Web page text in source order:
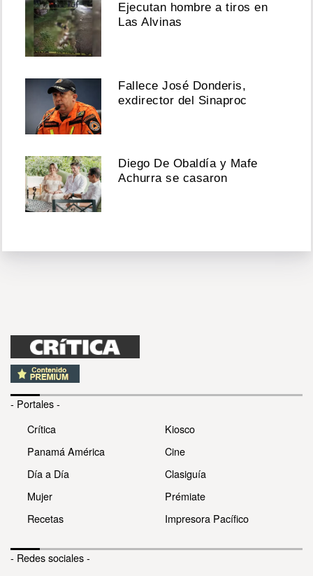
Ejecutan hombre a tiros en
Las Alvinas
Fallece José Donderis,
exdirector del Sinaproc
Diego De Obaldía y Mafe
Achurra se casaron
- Portales -
Crítica
Panamá América
Día a Día
Mujer
Recetas
Kiosco
Cine
Clasiguía
Prémiate
Impresora Pacífico
- Redes sociales -